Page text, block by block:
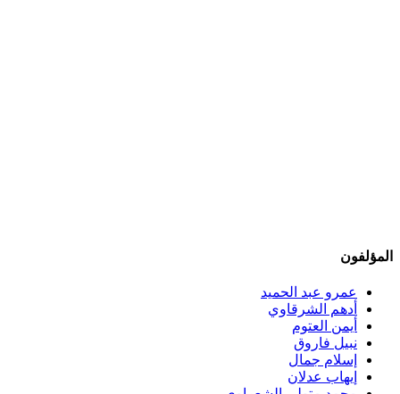
المؤلفون
عمرو عبد الحميد
أدهم الشرقاوي
أيمن العتوم
نبيل فاروق
إسلام جمال
إيهاب عدلان